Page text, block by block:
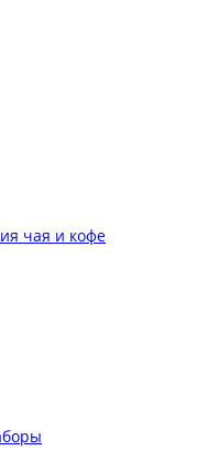
чая и кофе